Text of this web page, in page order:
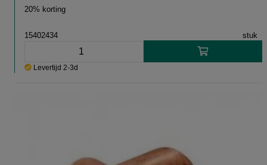
20% korting
15402434 stuk
Levertijd 2-3d